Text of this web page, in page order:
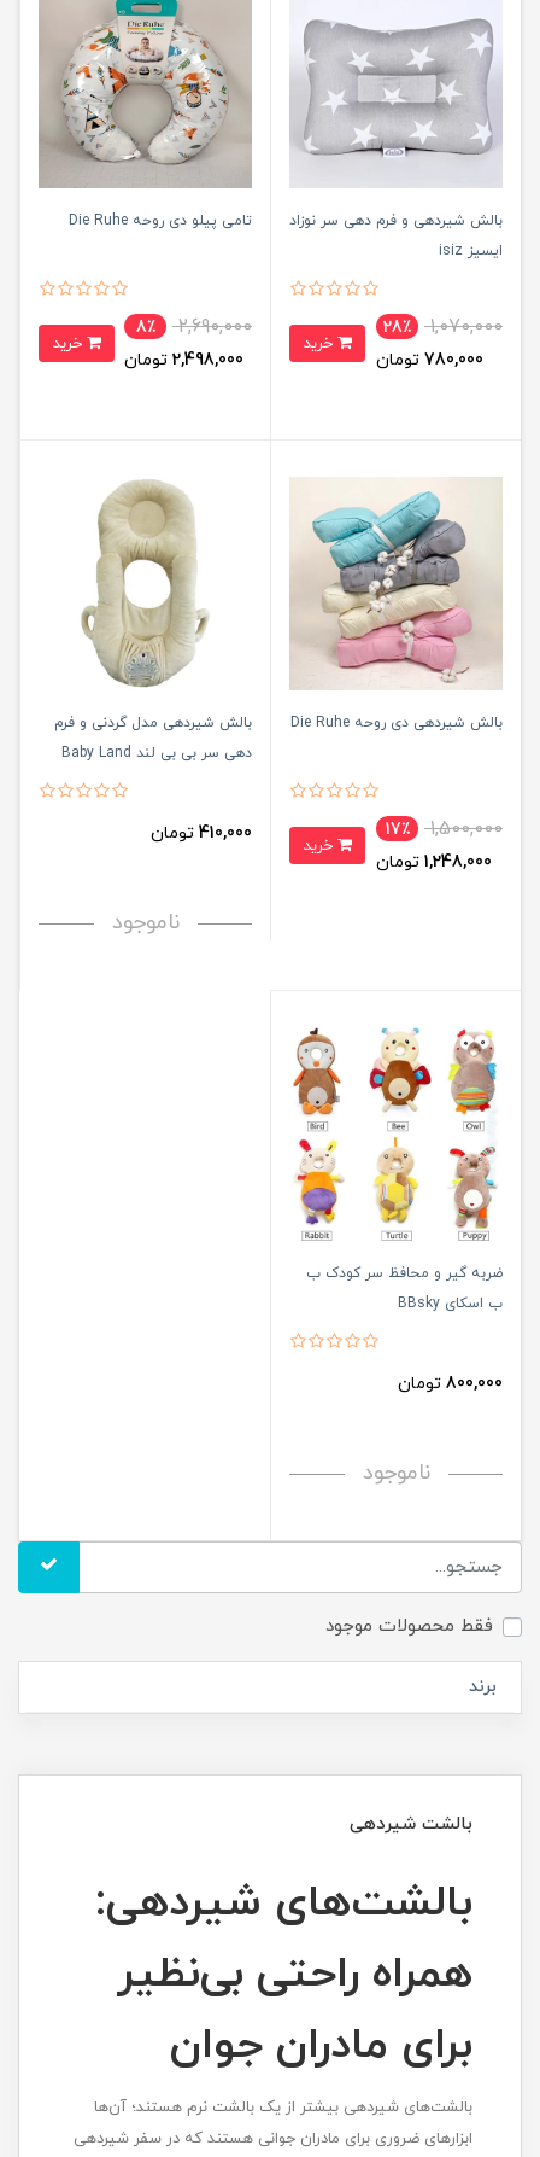
بالش شیردهی و فرم دهی سر نوزاد
ایسیز isiz
1,070,000
28٪
780,000 تومان
تامی پیلو دی روحه Die Ruhe
2,690,000
8٪
2,498,000 تومان
بالش شیردهی دی روحه Die Ruhe
1,500,000
17٪
1,248,000 تومان
بالش شیردهی مدل گردنی و فرم
دهی سر بی بی لند Baby Land
410,000 تومان
ناموجود
ضربه گیر و محافظ سر کودک ب
ب اسکای BBsky
800,000 تومان
ناموجود
فقط محصولات موجود
برند
بالشت شیردهی
بالشت‌های شیردهی:
همراه راحتی بی‌نظیر
برای مادران جوان
بالشت‌های شیردهی بیشتر از یک بالشت نرم هستند؛ آن‌ها
ابزارهای ضروری برای مادران جوانی هستند که در سفر شیردهی